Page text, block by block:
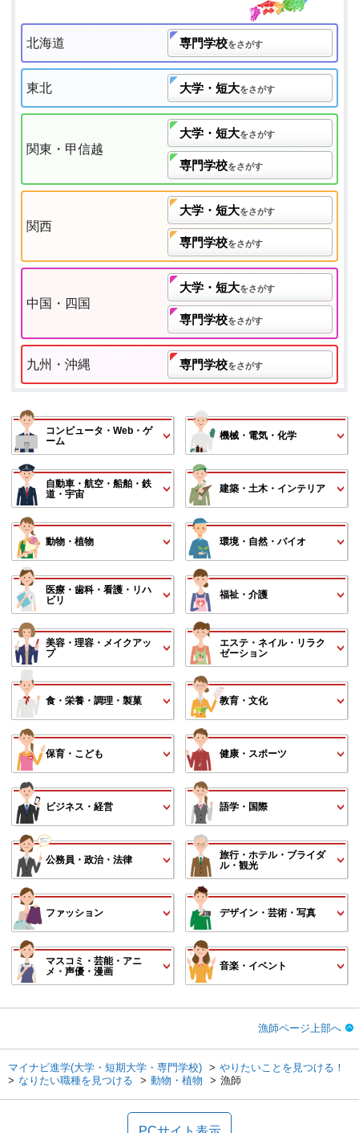
北海道 専門学校をさがす
東北 大学・短大をさがす
関東・甲信越
大学・短大をさがす
専門学校をさがす
関西
大学・短大をさがす
専門学校をさがす
中国・四国
大学・短大をさがす
専門学校をさがす
九州・沖縄 専門学校をさがす
コンピュータ・Web・ゲ
ーム
機械・電気・化学
自動車・航空・船舶・鉄
道・宇宙
建築・土木・インテリア
動物・植物 環境・自然・バイオ
医療・歯科・看護・リハ
ビリ
福祉・介護
美容・理容・メイクアッ
プ
エステ・ネイル・リラク
ゼーション
食・栄養・調理・製菓 教育・文化
保育・こども 健康・スポーツ
ビジネス・経営 語学・国際
公務員・政治・法律
旅行・ホテル・ブライダ
ル・観光
ファッション デザイン・芸術・写真
マスコミ・芸能・アニ
メ・声優・漫画
音楽・イベント
漁師ページ上部へ
マイナビ進学(大学・短期大学・専門学校)
やりたいことを見つける！
なりたい職種を見つける
動物・植物 漁師